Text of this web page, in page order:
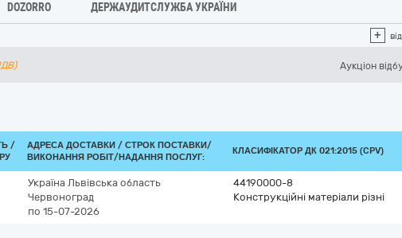
DOZORRO ДЕРЖАУДИТСЛУЖБА УКРАЇНИ
+
Аукціон
/
АДРЕСА ДОСТАВКИ / СТРОК ПОСТАВКИ/
ВИКОНАННЯ РОБІТ/НАДАННЯ ПОСЛУГ:
КЛАСИФІКАТОР ДК 021:2015 (CPV)
Україна Львівська область
Червоноград
по 15-07-2026
44190000-8
Конструкційні матеріали різні